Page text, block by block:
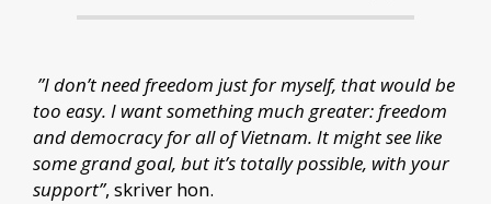
”I don’t need freedom just for myself, that would be
too easy. I want something much greater: freedom
and democracy for all of Vietnam. It might see like
some grand goal, but it’s totally possible, with your
support”, skriver hon.